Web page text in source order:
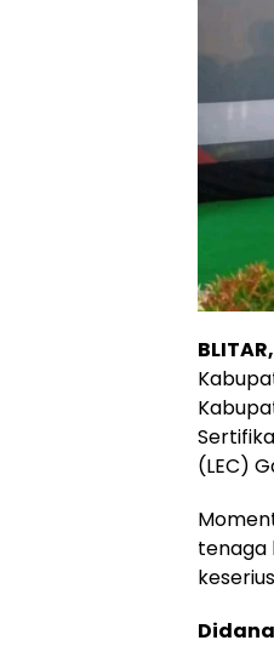
(LEC)
tenaga